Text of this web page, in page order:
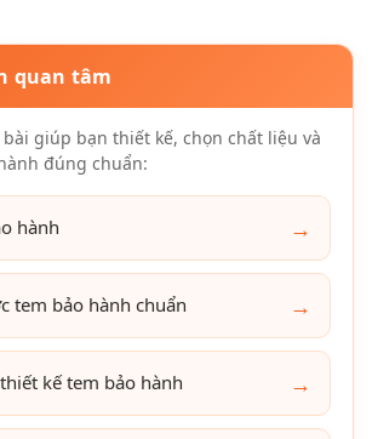
quan tâm
giúp bạn thiết kế, chọn chất liệu và
đúng chuẩn:
hành →
tem bảo hành chuẩn →
kế tem bảo hành →